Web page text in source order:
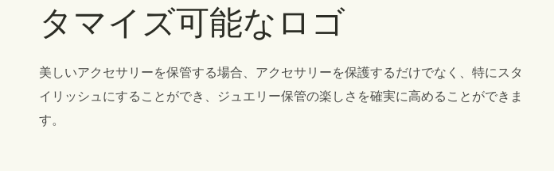
タマイズ可能なロゴ
美しいアクセサリーを保管する場合、アクセサリーを保護するだけでなく、特にスタ
イリッシュにすることができ、ジュエリー保管の楽しさを確実に高めることができま
す。